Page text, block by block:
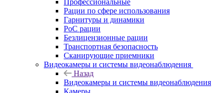
Профессиональные
Рации по сфере использования
Гарнитуры и динамики
PoC рации
Безлицензионные рации
Транспортная безопасность
Сканирующие приемники
Видеокамеры и системы видеонаблюдения
Назад
Видеокамеры и системы видеонаблюдения
Камеры